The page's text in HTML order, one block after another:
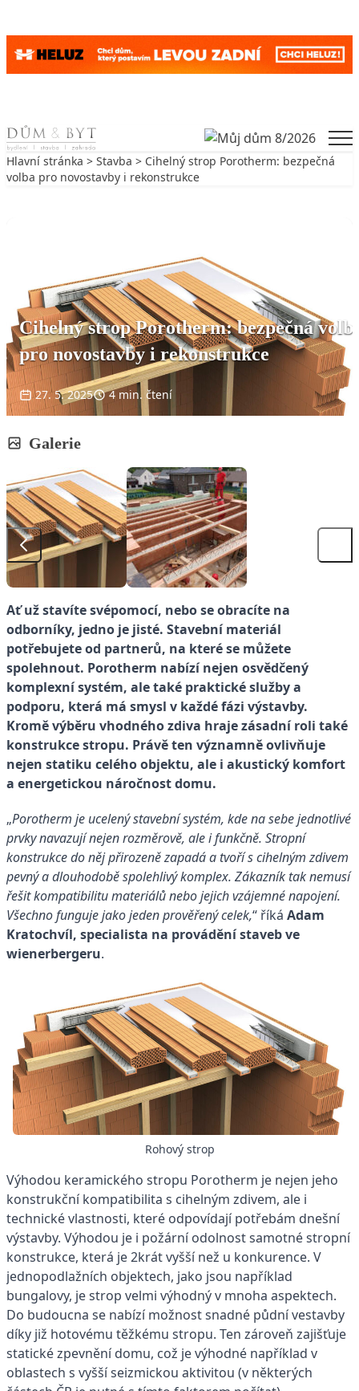
Skip to content
Hlavní stránka > Stavba > Cihelný strop Porotherm: bezpečná
volba pro novostavby i rekonstrukce
Cihelný strop Porotherm: bezpečná
pro novostavby i rekonstrukce
27. 5. 2025 4 min. čtení
Galerie
Rohový strop
Vzorový dům - ukládání
stropních nosníků
Ať už stavíte svépomocí, nebo se obracíte na
odborníky, jedno je jisté. Stavební materiál
potřebujete od partnerů, na které se můžete
spolehnout. Porotherm nabízí nejen osvědčený
komplexní systém, ale také praktické služby a
podporu, která má smysl v každé fázi výstavby.
Kromě výběru vhodného zdiva hraje zásadní roli také
konstrukce stropu. Právě ten významně ovlivňuje
nejen statiku celého objektu, ale i akustický komfort
a energetickou náročnost domu.
„Porotherm je ucelený stavební systém, kde na sebe jednotlivé
prvky navazují nejen rozměrově, ale i funkčně. Stropní
konstrukce do něj přirozeně zapadá a tvoří s cihelným zdivem
pevný a dlouhodobě spolehlivý komplex. Zákazník tak nemusí
řešit kompatibilitu materiálů nebo jejich vzájemné napojení.
Všechno funguje jako jeden prověřený celek,“ říká Adam
Kratochvíl, specialista na provádění staveb ve
wienerbergeru.
Rohový strop
Výhodou keramického stropu Porotherm je nejen jeho
konstrukční kompatibilita s cihelným zdivem, ale i
technické vlastnosti, které odpovídají potřebám dnešní
výstavby. Výhodou je i požární odolnost samotné stropní
konstrukce, která je 2krát vyšší než u konkurence. V
jednopodlažních objektech, jako jsou například
bungalovy, je strop velmi výhodný v mnoha aspektech.
Do budoucna se nabízí možnost snadné půdní vestavby
díky již hotovému těžkému stropu. Ten zároveň zajišťuje
statické zpevnění domu, což je výhodné například v
oblastech s vyšší seizmickou aktivitou (v některých